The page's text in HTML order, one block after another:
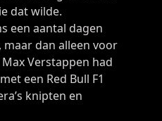
dat wilde.
een aantal dagen
dan alleen voor
Verstappen had
een Red Bull F1
knipten en